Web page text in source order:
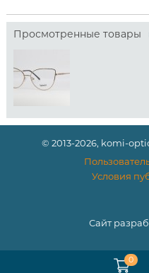
Просмотренные товары
© 2013-2026, komi-
Условия
Сайт
0